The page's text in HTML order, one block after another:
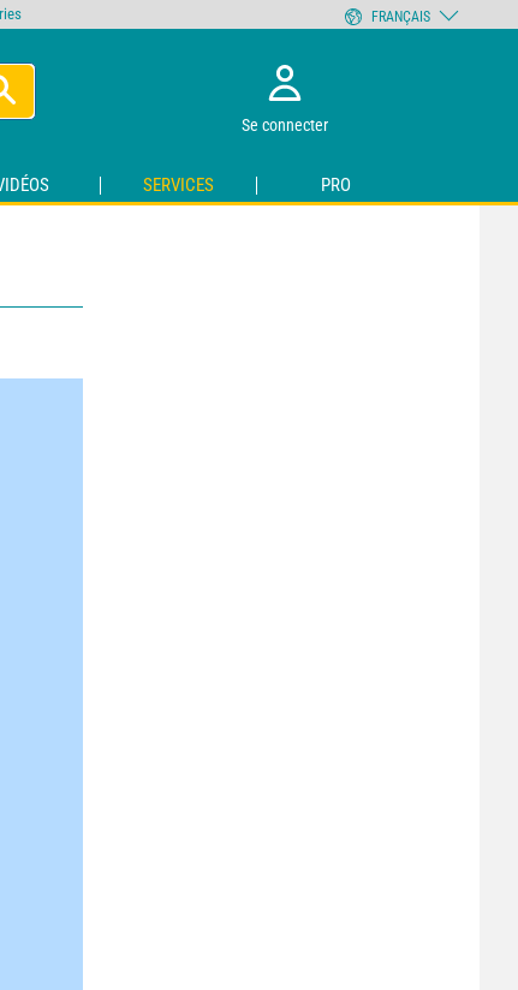
Se connecter
SERVICES PRO
FRANÇAIS